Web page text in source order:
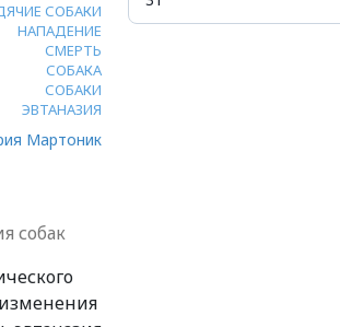
СОБАКИ
НАПАДЕНИЕ
СМЕРТЬ
СОБАКА
СОБАКИ
ЭВТАНАЗИЯ
Мартоник
собак